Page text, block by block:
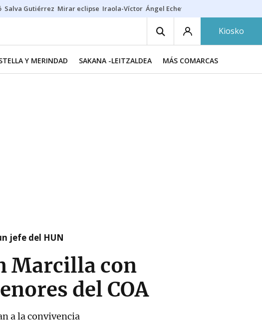
Salva Gutiérrez Mirar eclipse Iraola-Víctor Ángel Echeverría
Kiosko
Y MERINDAD SAKANA -LEITZALDEA MÁS COMARCAS
jefe del HUN
Marcilla con
del COA
a la convivencia